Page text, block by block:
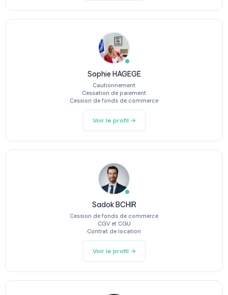
Sophie HAGEGE
Cautionnement
Cessation de paiement
Cession de fonds de commerce
Voir le profil →
Sadok BCHIR
Cession de fonds de commerce
CGV et CGU
Contrat de location
Voir le profil →